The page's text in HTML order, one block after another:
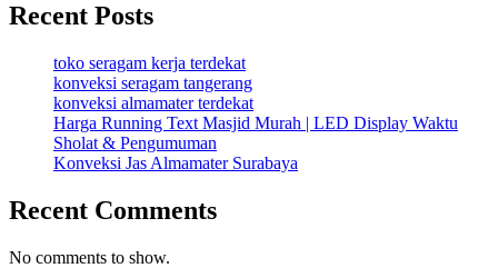
Recent Posts
toko seragam kerja terdekat
konveksi seragam tangerang
konveksi almamater terdekat
Harga Running Text Masjid Murah | LED Display Waktu
Sholat & Pengumuman
Konveksi Jas Almamater Surabaya
Recent Comments
No comments to show.